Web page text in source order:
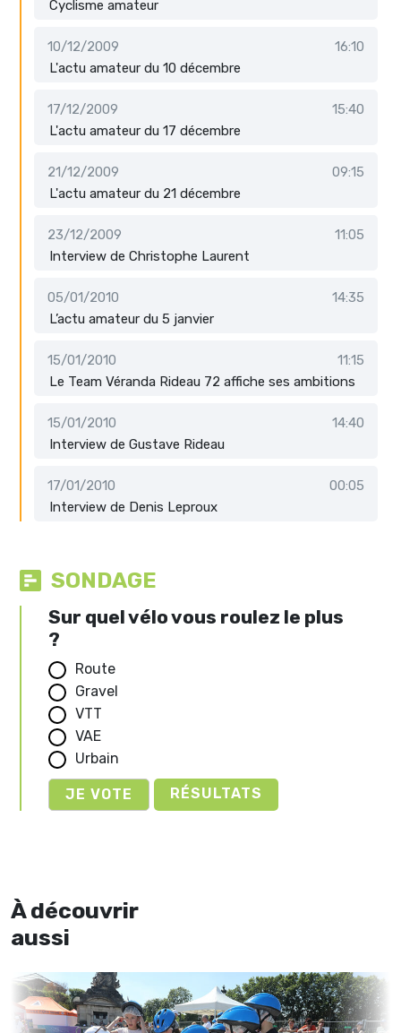
Cyclisme amateur
10/12/2009
16:10
L'actu amateur du 10 décembre
17/12/2009
15:40
L'actu amateur du 17 décembre
21/12/2009
09:15
L'actu amateur du 21 décembre
23/12/2009
11:05
Interview de Christophe Laurent
05/01/2010
14:35
L’actu amateur du 5 janvier
15/01/2010
11:15
Le Team Véranda Rideau 72 affiche ses ambitions
15/01/2010
14:40
Interview de Gustave Rideau
17/01/2010
00:05
Interview de Denis Leproux
SONDAGE
Sur quel vélo vous roulez le plus
?
Route
Gravel
VTT
VAE
Urbain
RÉSULTATS
À découvrir
aussi